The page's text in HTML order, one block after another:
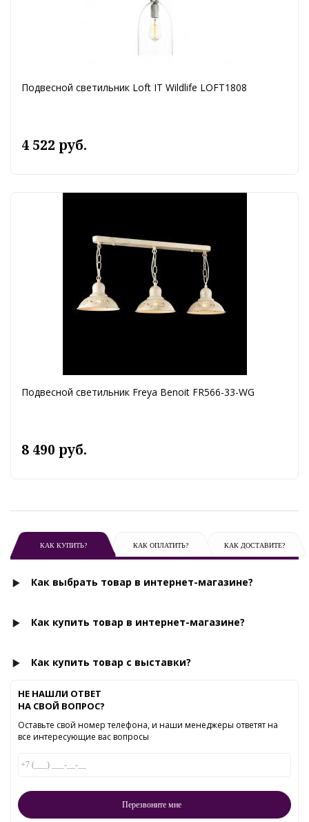
Подвесной светильник Loft IT Wildlife LOFT1808
4 522 руб.
Подвесной светильник Freya Benoit FR566-33-WG
8 490 руб.
КАК КУПИТЬ? КАК ОПЛАТИТЬ? КАК ДОСТАВИТЕ?
Как выбрать товар в интернет-магазине?
Как купить товар в интернет-магазине?
Как купить товар с выставки?
НЕ НАШЛИ ОТВЕТ
НА СВОЙ ВОПРОС?
Оставьте свой номер телефона, и наши менеджеры ответят на
все интересующие вас вопросы